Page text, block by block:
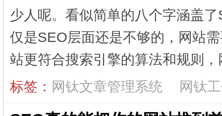
少人呢。看似简单的八个字涵盖
仅是SEO层面还是不够的，网站
站更符合搜索引擎的算法和规则
标签： 网钛文章管理系统 网钛